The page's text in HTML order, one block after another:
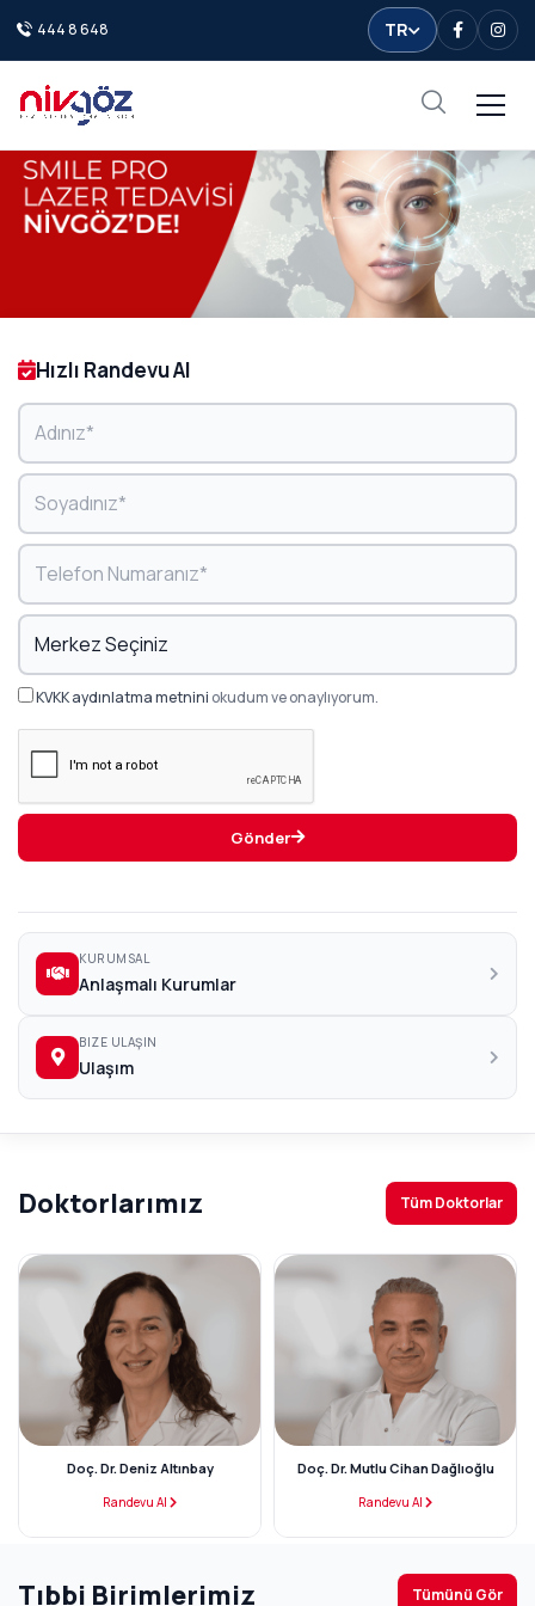
444 8 648 TR
Facebook
Hızlı Randevu Al
KVKK aydınlatma metnini okudum ve onaylıyorum.
Gönder
KURUMSAL
Anlaşmalı Kurumlar
BIZE ULAŞIN
Ulaşım
Doktorlarımız Tüm Doktorlar
Doç. Dr. Deniz Altınbay
Randevu Al
Doç. Dr. Mutlu Cihan Dağlıoğlu
Randevu Al
Tıbbi Birimlerimiz Tümünü Gör